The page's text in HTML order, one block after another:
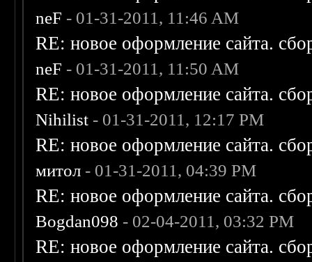
neF - 01-31-2011, 11:46 AM
RE: новое оформление сайта.
neF - 01-31-2011, 11:50 AM
RE: новое оформление сайта.
Nihilist - 01-31-2011, 12:17 PM
RE: новое оформление сайта.
митол - 01-31-2011, 04:39 PM
RE: новое оформление сайта.
Bogdan098 - 02-04-2011, 03:32 PM
RE: новое оформление сайта.